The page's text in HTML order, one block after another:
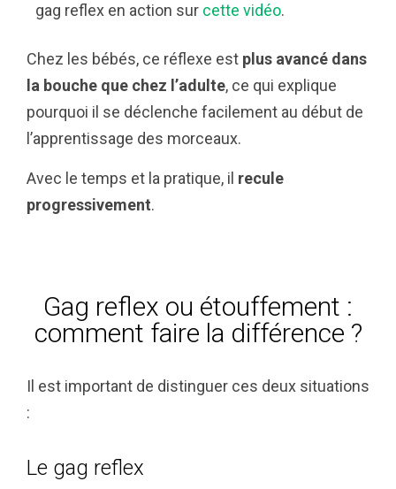
gag reflex en action sur cette vidéo.
Chez les bébés, ce réflexe est plus avancé dans
la bouche que chez l’adulte, ce qui explique
pourquoi il se déclenche facilement au début de
l’apprentissage des morceaux.
Avec le temps et la pratique, il recule
progressivement.
Gag reflex ou étouffement :
comment faire la différence ?
Il est important de distinguer ces deux situations
:
Le gag reflex